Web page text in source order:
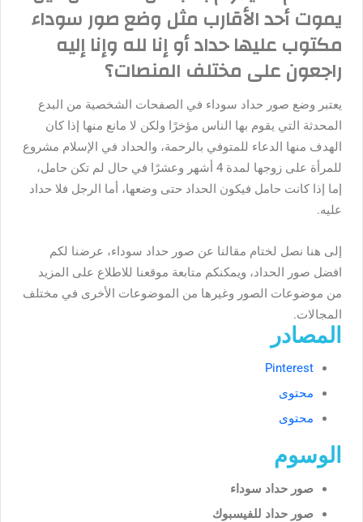
يموت أحد الأقارب مثل وضع صور سوداء
مكتوب عليها حداد أو إنا لله وإنا إليه
راجعون على مختلف المنصات؟
يعتبر وضع صور حداد سوداء في الصفحات الشخصية من البدع
المحدثة التي يقوم بها الناس مؤخرًا ولكن لا مانع منها إذا كان
الهدف منها الدعاء للمتوفي بالرحمة، والحداد في الإسلام مشروع
للمرأة على زوجها لمدة 4 أشهر وعشرًا في حال لم تكن حامل،
إما إذا كانت حامل فيكون الحداد حتى وضعها، أما الرجل فلا حداد
عليه.
إلى هنا نصل لختام مقالنا عن صور حداد سوداء، عرضنا لكم
افضل صور الحداد، ويمكنكم متابعة موقعنا للاطلاع على المزيد
من موضوعات الصور وغيرها من الموضوعات الأخرى في مختلف
المجالات.
المصادر
Pinterest
محتوى
محتوى
الوسوم
صور حداد سوداء
صور حداد للفيسبوك